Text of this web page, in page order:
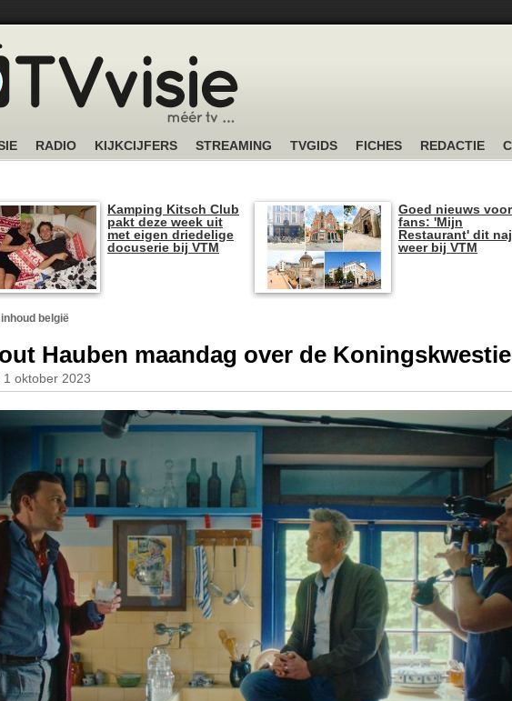
RADIO KIJKCIJFERS STREAMING TVGIDS FICHES REDACTIE
Kamping Kitsch Club
pakt deze week uit
met eigen driedelige
docuserie bij VTM
Goed nieuws
fans: 'Mijn
Restaurant' dit
weer bij VTM
inhoud belgië
Hauben maandag over de Koningskwestie
1 oktober 2023